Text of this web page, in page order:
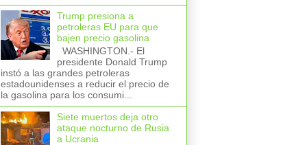
Trump presiona a
petroleras EU para que
bajen precio gasolina
WASHINGTON.- El
presidente Donald Trump
instó a las grandes petroleras
estadounidenses a reducir el precio de
la gasolina para los consumi...
Siete muertos deja otro
ataque nocturno de Rusia
a Ucrania